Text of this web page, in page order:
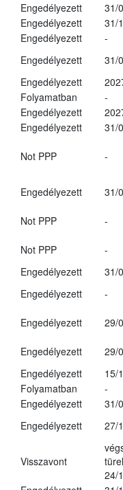
Engedélyezett
31/
Engedélyezett
31/
Engedélyezett
-
Engedélyezett
31/
Engedélyezett
Folyamatban
-
Engedélyezett
Engedélyezett
31/
Not PPP -
Engedélyezett
31/
Not PPP
-
Not PPP
-
Engedélyezett
31/
Engedélyezett
-
Engedélyezett
29/
Engedélyezett
29/
Engedélyezett
15/
Folyamatban
-
Engedélyezett
31/
Engedélyezett 27/
Visszavont
24/